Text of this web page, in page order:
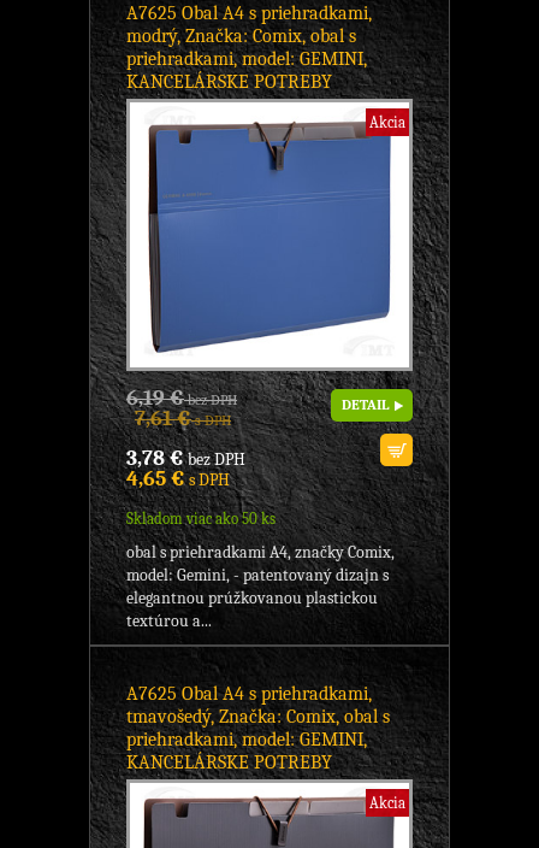
A7625 Obal A4 s priehradkami,
modrý, Značka: Comix, obal s
priehradkami, model: GEMINI,
KANCELÁRSKE POTREBY
Akcia
6,19 €bez DPH
7,61 €s DPH
3,78 €bez DPH
4,65 €s DPH
Skladom viac ako 50 ks
DETAIL
obal s priehradkami A4, značky Comix,
model: Gemini, - patentovaný dizajn s
elegantnou prúžkovanou plastickou
textúrou a...
A7625 Obal A4 s priehradkami,
tmavošedý, Značka: Comix, obal s
priehradkami, model: GEMINI,
KANCELÁRSKE POTREBY
Akcia